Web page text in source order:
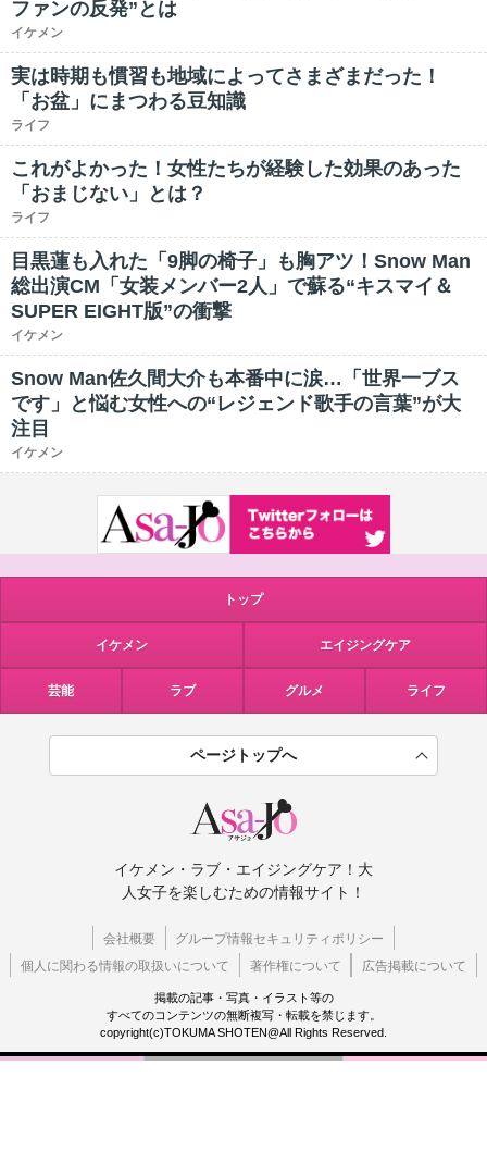
ファンの反発”とは
イケメン
実は時期も慣習も地域によってさまざまだった！
「お盆」にまつわる豆知識
ライフ
これがよかった！女性たちが経験した効果のあった
「おまじない」とは？
ライフ
目黒蓮も入れた「9脚の椅子」も胸アツ！Snow Man
総出演CM「女装メンバー2人」で蘇る“キスマイ＆
SUPER EIGHT版”の衝撃
イケメン
Snow Man佐久間大介も本番中に涙…「世界一ブス
です」と悩む女性への“レジェンド歌手の言葉”が大
注目
イケメン
トップ
イケメン エイジングケア
芸能 ラブ グルメ ライフ
ページトップへ
イケメン・ラブ・エイジングケア！大
人女子を楽しむための情報サイト！
会社概要
グループ情報セキュリティポリシー
個人に関わる情報の取扱いについて
著作権について 広告掲載について
掲載の記事・写真・イラスト等の
すべてのコンテンツの無断複写・転載を禁じます。
copyright(c)TOKUMA SHOTEN@All Rights Reserved.